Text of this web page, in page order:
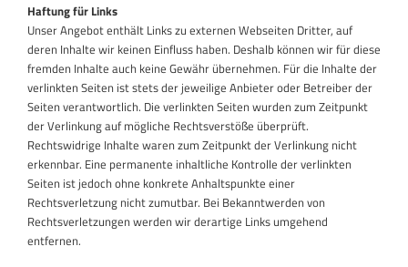
Haftung für Links
Unser Angebot enthält Links zu externen Webseiten Dritter, auf
deren Inhalte wir keinen Einfluss haben. Deshalb können wir für diese
fremden Inhalte auch keine Gewähr übernehmen. Für die Inhalte der
verlinkten Seiten ist stets der jeweilige Anbieter oder Betreiber der
Seiten verantwortlich. Die verlinkten Seiten wurden zum Zeitpunkt
der Verlinkung auf mögliche Rechtsverstöße überprüft.
Rechtswidrige Inhalte waren zum Zeitpunkt der Verlinkung nicht
erkennbar. Eine permanente inhaltliche Kontrolle der verlinkten
Seiten ist jedoch ohne konkrete Anhaltspunkte einer
Rechtsverletzung nicht zumutbar. Bei Bekanntwerden von
Rechtsverletzungen werden wir derartige Links umgehend
entfernen.